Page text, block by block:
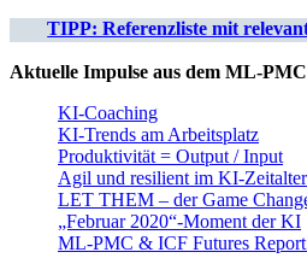
TIPP: Referenzliste mit
Aktuelle Impulse aus dem ML-
KI-Coaching
KI-Trends am Arbeitsplatz
Produktivität = Output / Input
Agil und resilient im KI-Zeitalter
LET THEM – der Game
„Februar 2020“-Moment der KI
ML-PMC & ICF Futures